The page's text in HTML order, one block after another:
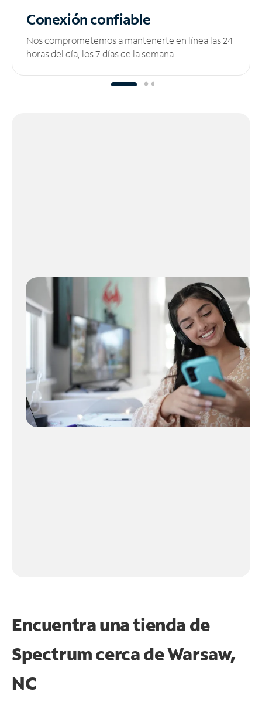
Conexión confiable
Nos comprometemos a mantenerte en línea las 24
horas del día, los 7 días de la semana.
Encuentra una tienda de
Spectrumcerca de Warsaw,
NC